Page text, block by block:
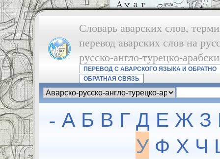
Словарь аварских слов,
перевод аварских слов на
русско-англо-турецко-
ПЕРЕВОД С АВАРСКОГО ЯЗЫКА И ОБРАТНО
ОБРАТНАЯ СВЯЗЬ
- А Б В Г Д Е Ж З
У Ф Х Ч